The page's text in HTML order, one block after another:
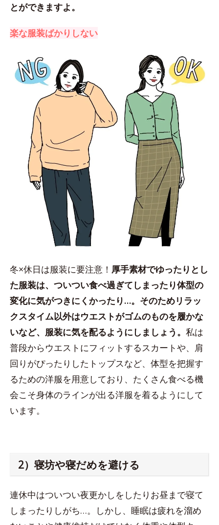
とができますよ。
楽な服装ばかりしない
冬×休日は服装に要注意！ 厚手素材でゆったりとし
た服装は、ついつい食べ過ぎてしまったり体型の
変化に気がつきにくかったり…。そのためリラッ
クスタイム以外はウエストがゴムのものを履かな
いなど、服装に気を配るようにしましょう。 私は
普段からウエストにフィットするスカートや、肩
回りがぴったりしたトップスなど、体型を把握す
るための洋服を用意しており、たくさん食べる機
会こそ身体のラインが出る洋服を着るようにして
います。
2）寝坊や寝だめを避ける
連休中はついつい夜更かしをしたりお昼まで寝て
しまったりしがち…。しかし、睡眠は疲れを溜め